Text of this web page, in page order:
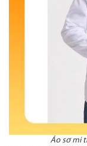
Áo sơ mi